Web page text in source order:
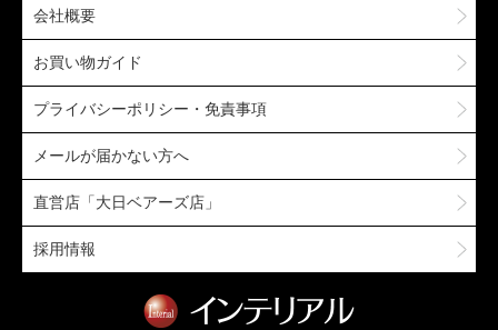
会社概要
お買い物ガイド
プライバシーポリシー・免責事項
メールが届かない方へ
直営店「大日ベアーズ店」
採用情報